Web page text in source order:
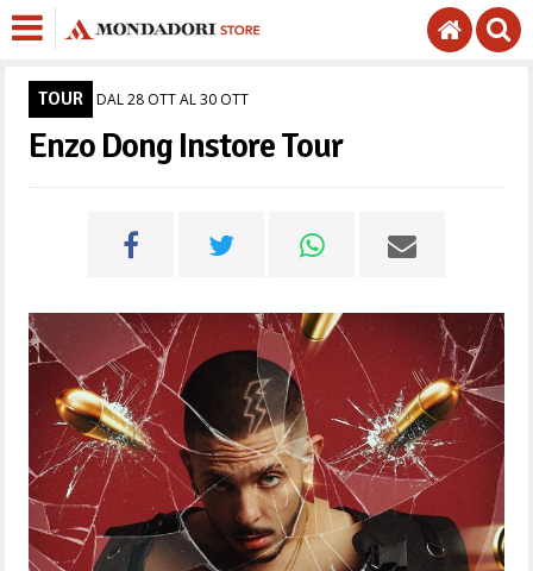
TOUR DAL 28 OTT AL 30 OTT
Enzo Dong Instore Tour